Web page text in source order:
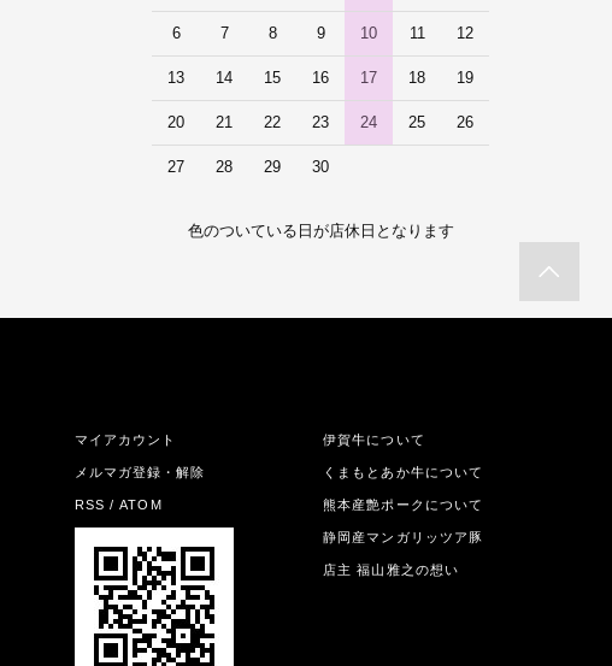
6 7 8 9 10 11 12
13 14 15 16 17 18 19
20 21 22 23 24 25 26
27 28 29 30
色のついている日が店休日となります
マイアカウント
メルマガ登録・解除
RSS /ATOM
伊賀牛について
くまもとあか牛について
熊本産艶ポークについて
静岡産マンガリッツア豚
店主 福山雅之の想い